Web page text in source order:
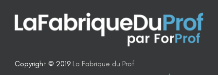
Copyright © 2019 La Fabrique du Prof